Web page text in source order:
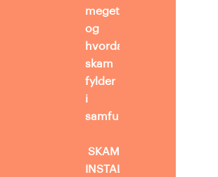
meget
og
hvordan
skam
fylder
i
samfundet.
SKAMSTØTTE-
INSTALLATION